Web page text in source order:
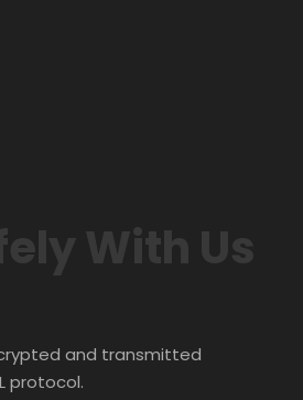
With Us
and transmitted
protocol.